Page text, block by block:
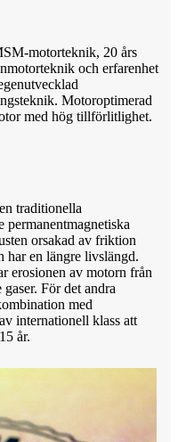
motorteknik, 20 års
och erfarenhet
Motoroptimerad
med hög tillförlitlighet.
traditionella
permanentmagnetiska
orsakad av friktion
har en längre livslängd.
erosionen av motorn från
För det andra
med
internationell klass att
år.